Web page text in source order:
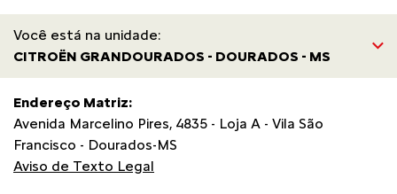
Você está na unidade:
CITROËN GRANDOURADOS - DOURADOS - MS
Endereço Matriz:
Avenida Marcelino Pires, 4835 - Loja A - Vila São
Francisco - Dourados-MS
Aviso de Texto Legal